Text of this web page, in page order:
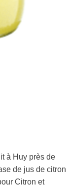
à Huy près de
de jus de citron
Citron et